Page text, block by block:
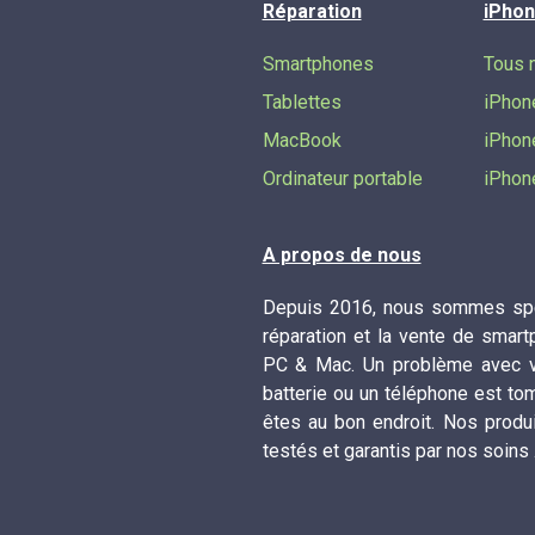
A propos de nous
Depuis 2016, nous sommes
réparation et la vente de
PC & Mac. Un problème avec
batterie ou un téléphone est
êtes au bon endroit. Nos
testés et garantis par nos soins .
Réparation
Smartphones
Tablettes
MacBook
Ordinateur portable
Tous